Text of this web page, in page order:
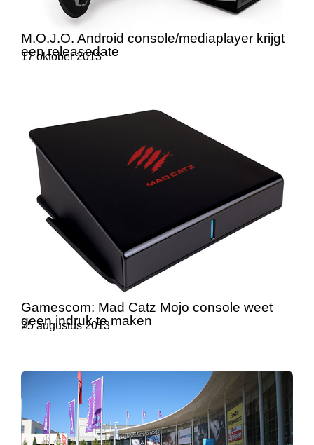
M.O.J.O. Android console/mediaplayer krijgt
een releasedate
17 oktober 2013
Gamescom: Mad Catz Mojo console weet
geen indruk te maken
25 augustus 2013